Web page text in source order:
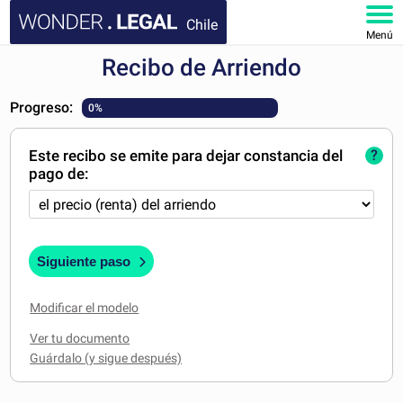
Chile
Menú
DOCUMENTOS
FAQ
MI CUENTA
Recibo de Arriendo
Progreso: 0%
Este recibo se emite para dejar constancia del
pago de:
?
Siguiente paso
Modificar el modelo
Ver tu documento